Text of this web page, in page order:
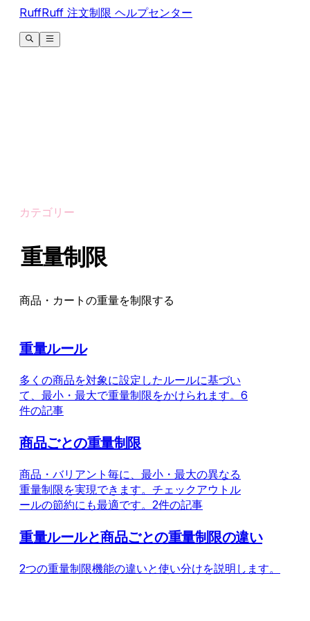
RuffRuff 注文制限 ヘルプセンター
カテゴリー
重量制限
商品・カートの重量を制限する
重量ルール
多くの商品を対象に設定したルールに基づい
て、最小・最大で重量制限をかけられます。 6
件の記事
商品ごとの重量制限
商品・バリアント毎に、最小・最大の異なる
重量制限を実現できます。チェックアウトル
ールの節約にも最適です。 2件の記事
重量ルールと商品ごとの重量制限の違い
2つの重量制限機能の違いと使い分けを説明します。